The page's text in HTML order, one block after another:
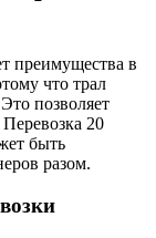
преимущества в
что трал
позволяет
20
быть
разом.